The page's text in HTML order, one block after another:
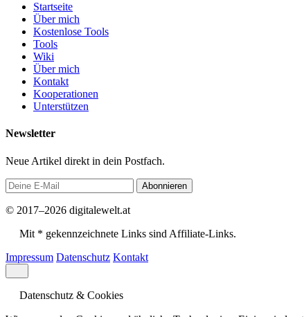
Startseite
Über mich
Kostenlose Tools
Tools
Wiki
Über mich
Kontakt
Kooperationen
Unterstützen
Newsletter
Neue Artikel direkt in dein Postfach.
Abonnieren
© 2017–2026 digitalewelt.at
Mit * gekennzeichnete Links sind Affiliate-Links.
Impressum Datenschutz Kontakt
Datenschutz & Cookies